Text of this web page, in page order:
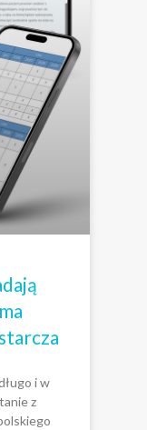
i w
z